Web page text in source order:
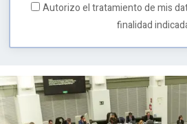
Autorizo el tratamiento de mis
finalidad